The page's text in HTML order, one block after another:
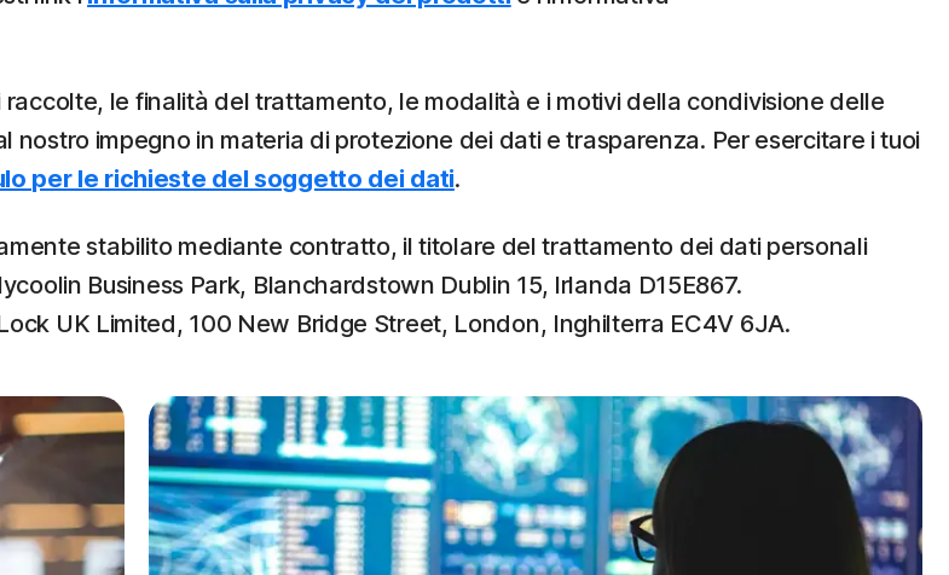
Immetti la chiave prodotto
le finalità del trattamento, le modalità e i motivi della condivisione delle
impegno in materia di protezione dei dati e trasparenza. Per esercitare i tuoi
per le richieste del soggetto dei dati.
stabilito mediante contratto, il titolare del trattamento dei dati personali
Business Park, Blanchardstown Dublin 15, Irlanda D15E867.
UK Limited, 100 New Bridge Street, London, Inghilterra EC4V 6JA.